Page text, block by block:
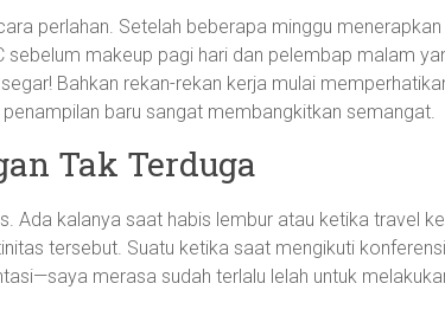
perlahan. Setelah beberapa minggu
sebelum makeup pagi hari dan pelembap malam
Bahkan rekan-rekan kerja mulai
baru sangat membangkitkan semangat.
Tak Terduga
Ada kalanya saat habis lembur atau ketika travel
tersebut. Suatu ketika saat mengikuti
merasa sudah terlalu lelah untuk